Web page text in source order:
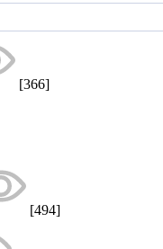
[366]
[494]